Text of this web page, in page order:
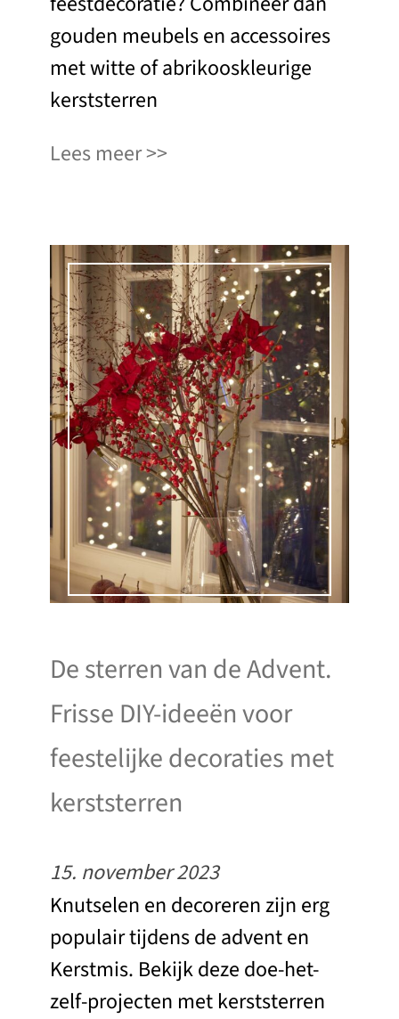
gouden meubels en accessoires
met witte of abrikooskleurige
kerststerren
Lees meer
De sterren van de Advent.
Frisse DIY-ideeën voor
feestelijke decoraties met
kerststerren
15. november 2023
Knutselen en decoreren zijn erg
populair tijdens de advent en
Kerstmis. Bekijk deze doe-het-
zelf-projecten met kerststerren